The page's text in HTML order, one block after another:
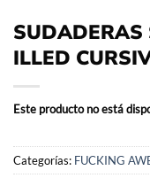
SUDADERAS
ILLED
Este producto no está
Categorías: FUCKING